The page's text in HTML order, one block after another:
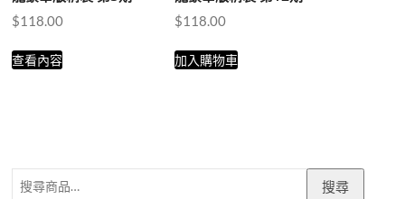
$118.00
查看內容
$118.00
加入購物車
搜尋